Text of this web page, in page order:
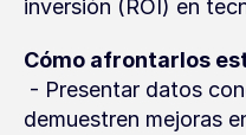
inversión (ROI) en
Cómo afrontarlos
demuestren mejoras